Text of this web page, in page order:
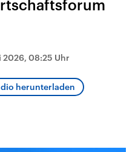
aus
USA
mit großem Einfluss auf
2026, 08:25 Uhr
herunterladen